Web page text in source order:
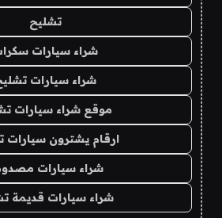
تشليح
شراء سيارات
شراء سيارات
موقع شراء سيارات
ارقام يشترون سيارات
شراء سيارات
شراء سيارات قديمة